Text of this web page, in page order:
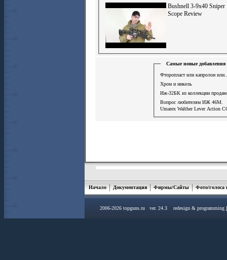
Bushnell 3-9x40 Sniper
Scope Review
Самые новые добавления
Фторопласт или капролон
Хром и никель
Иж-32БК из коллекции продам
Вопрос любителям ИЖ 46М.
Umarex Walther Lever Action
Начало Документация Фирмы/Сайты Фото/голоса
2006-2026 topguns.ru ver. 24.3 redesign & programming